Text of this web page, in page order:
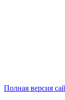
Полная версия